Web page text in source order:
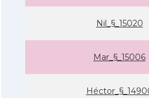
Nil_§_15020
Mar_§_15006